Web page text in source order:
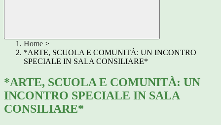
Home >
*ARTE, SCUOLA E COMUNITÀ: UN INCONTRO
SPECIALE IN SALA CONSILIARE*
*ARTE, SCUOLA E COMUNITÀ: UN
INCONTRO SPECIALE IN SALA
CONSILIARE*